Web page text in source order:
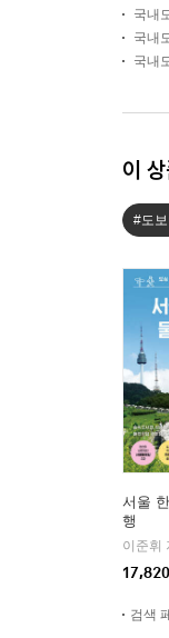
국내
국내
국내
이
#도
서울
행
이준휘
17,820
검색